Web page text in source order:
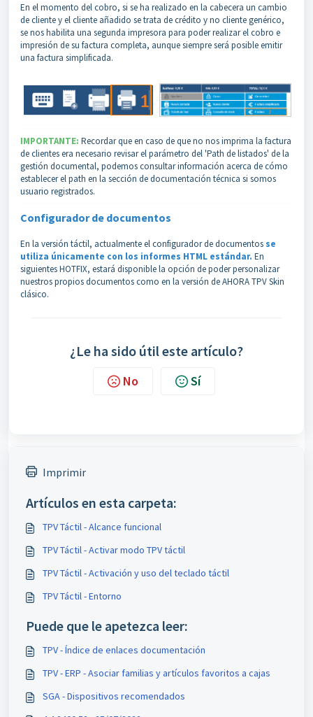
En el momento del cobro, si se ha realizado en la cabecera un cambio
de cliente y el cliente añadido se trata de crédito y no cliente genérico,
se nos habilita una segunda impresora para poder realizar el cobro e
impresión de su factura completa, aunque siempre será posible emitir
una factura simplificada.
IMPORTANTE: Recordar que en caso de que no nos imprima la factura
de clientes era necesario revisar el parámetro del 'Path de listados' de la
gestión documental, podemos consultar información acerca de cómo
establecer el path en la sección de documentación técnica si somos
usuario registrados.
Configurador de documentos
En la versión táctil, actualmente el configurador de documentos se
utiliza únicamente con los informes HTML estándar. En
siguientes HOTFIX, estará disponible la opción de poder personalizar
nuestros propios documentos como en la versión de AHORA TPV Skin
clásico.
¿Le ha sido útil este artículo?
No Sí
Imprimir
Artículos en esta carpeta:
TPV Táctil - Alcance funcional
TPV Táctil - Activar modo TPV táctil
TPV Táctil - Activación y uso del teclado táctil
TPV Táctil - Entorno
Puede que le apetezca leer:
TPV - Índice de enlaces documentación
TPV - ERP - Asociar familias y artículos favoritos a cajas
SGA - Dispositivos recomendados